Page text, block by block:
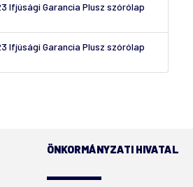
Ifjúsági Garancia Plusz szórólap
Ifjúsági Garancia Plusz szórólap
ÖNKORMÁNYZATI HIVATAL